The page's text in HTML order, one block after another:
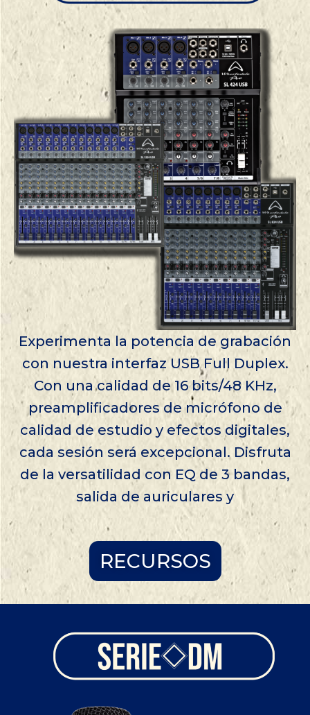
Experimenta la potencia de grabación
con nuestra interfaz USB Full Duplex.
Con una calidad de 16 bits/48 KHz,
preamplificadores de micrófono de
calidad de estudio y efectos digitales,
cada sesión será excepcional. Disfruta
de la versatilidad con EQ de 3 bandas,
salida de auriculares y
RECURSOS